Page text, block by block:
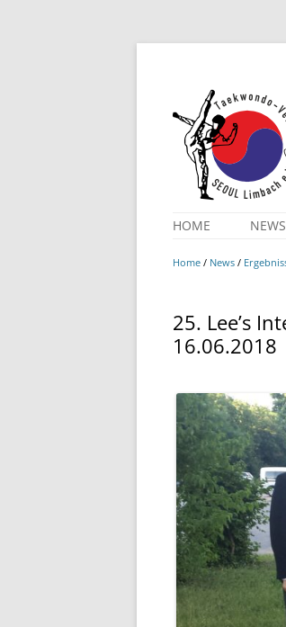
HOME
NEWS
Home / News /
25. Lee’s
16.06.2018